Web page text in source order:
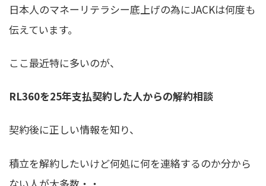
日本人のマネーリテラシー底上げの為にJACKは何度も
伝えています。
ここ最近特に多いのが、
RL360を25年支払契約した人からの解約相談
契約後に正しい情報を知り、
積立を解約したいけど何処に何を連絡するのか分から
ない人が大多数・・